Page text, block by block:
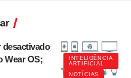
INTELIGÊNCIA
ARTIFICIAL
NOTÍCIAS
desactivado
Wear OS;